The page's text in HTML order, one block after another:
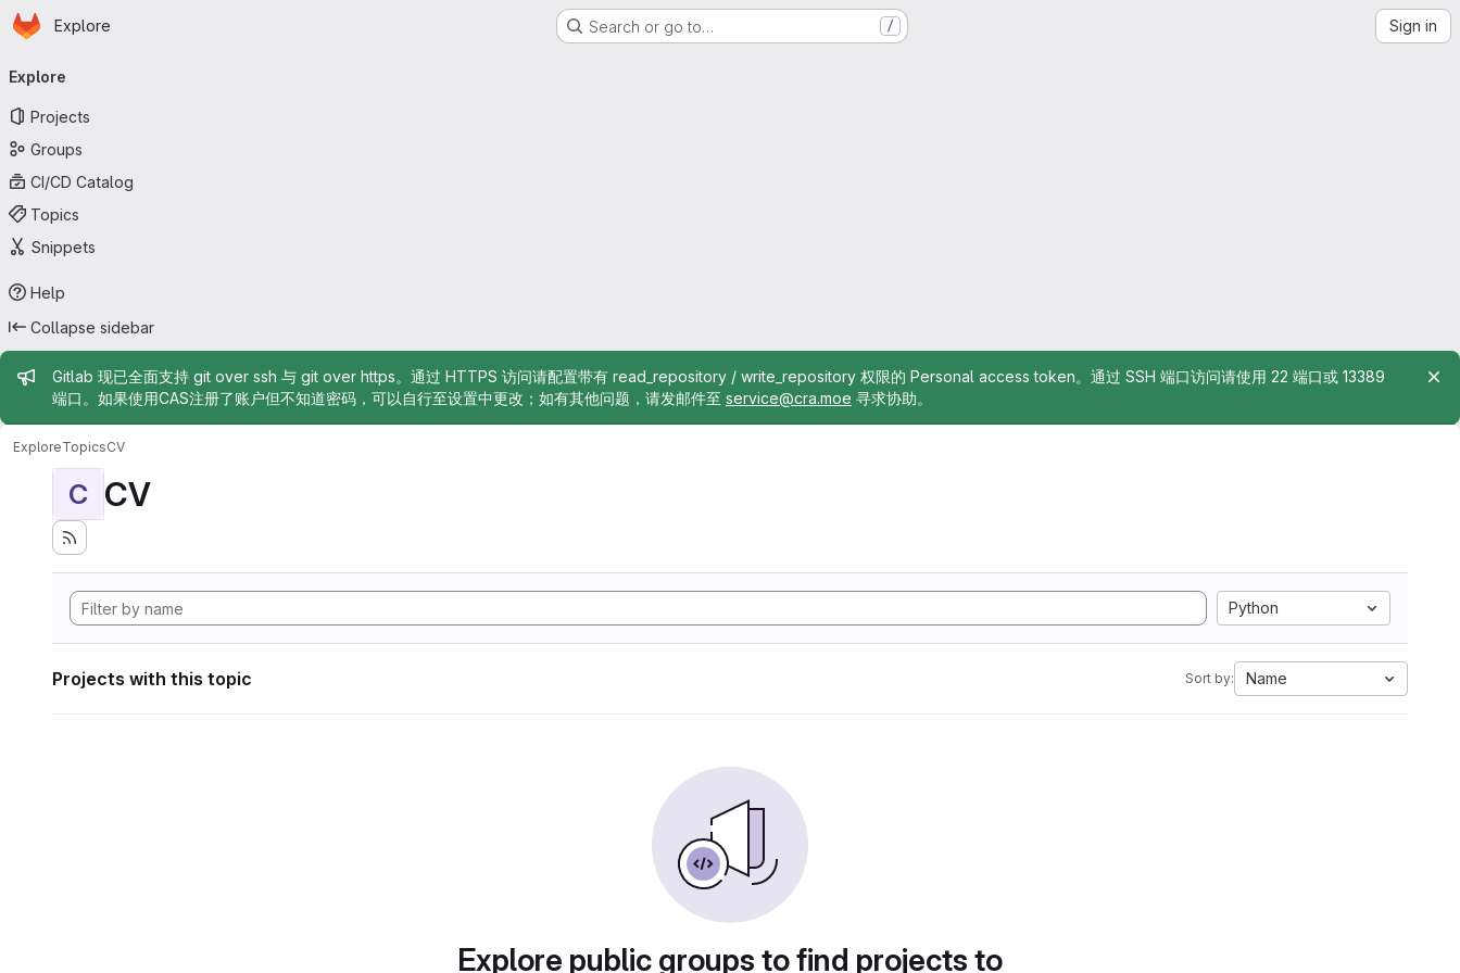
Skip to main content
Homepage
Explore Search or go to… / Sign in
navigation
Explore
Projects
Groups
CI/CD Catalog
Topics
Snippets
Help
Collapse sidebar
Admin message
Gitlab 现已全面支持 git over ssh 与 git over https。通过 HTTPS 访问请配置带有 read_repository / write_repository 权限的 Personal access token。通过 SSH 端口访问请使用 22 端口或 13389
端口。如果使用CAS注册了账户但不知道密码，可以自行至设置中更改；如有其他问题，请发邮件至 service@cra.moe 寻求协助。
ExploreTopicsCV
C CV
Python
Projects with this topic Sort by: Name
Explore public groups to find projects to